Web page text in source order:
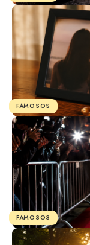
FAMOSOS
FAMOSOS